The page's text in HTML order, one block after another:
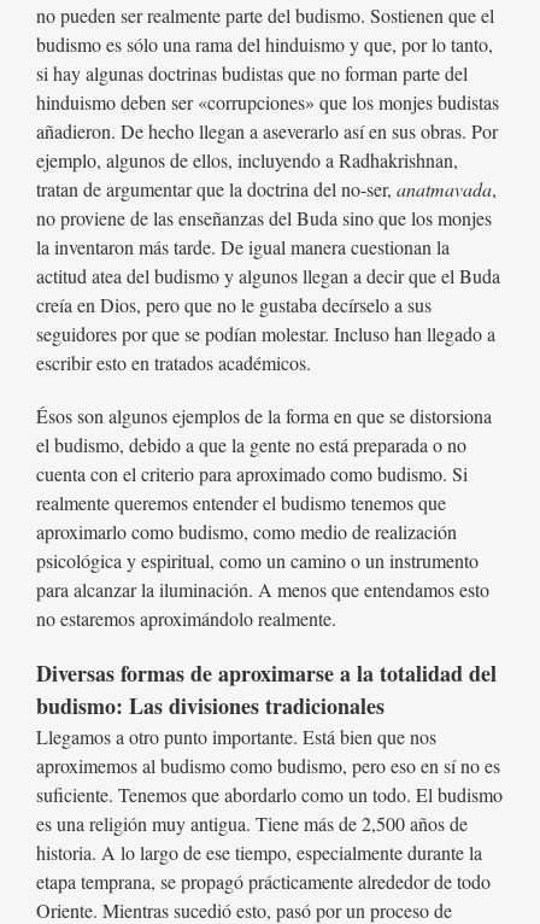
no pueden ser realmente parte del budismo. Sostienen que el
budismo es sólo una rama del hinduismo y que, por lo tanto,
si hay algunas doctrinas budistas que no forman parte del
hinduismo deben ser «corrupciones» que los monjes budistas
añadieron. De hecho llegan a aseverarlo así en sus obras. Por
ejemplo, algunos de ellos, incluyendo a Radhakrishnan,
tratan de argumentar que la doctrina del no-ser, anatmavada,
no proviene de las enseñanzas del Buda sino que los monjes
la inventaron más tarde. De igual manera cuestionan la
actitud atea del budismo y algunos llegan a decir que el Buda
creía en Dios, pero que no le gustaba decírselo a sus
seguidores por que se podían molestar. Incluso han llegado a
escribir esto en tratados académicos.
Ésos son algunos ejemplos de la forma en que se distorsiona
el budismo, debido a que la gente no está preparada o no
cuenta con el criterio para aproximado como budismo. Si
realmente queremos entender el budismo tenemos que
aproximarlo como budismo, como medio de realización
psicológica y espiritual, como un camino o un instrumento
para alcanzar la iluminación. A menos que entendamos esto
no estaremos aproximándolo realmente.
Diversas formas de aproximarse a la totalidad del
budismo: Las divisiones tradicionales
Llegamos a otro punto importante. Está bien que nos
aproximemos al budismo como budismo, pero eso en sí no es
suficiente. Tenemos que abordarlo como un todo. El budismo
es una religión muy antigua. Tiene más de 2,500 años de
historia. A lo largo de ese tiempo, especialmente durante la
etapa temprana, se propagó prácticamente alrededor de todo
Oriente. Mientras sucedió esto, pasó por un proceso de